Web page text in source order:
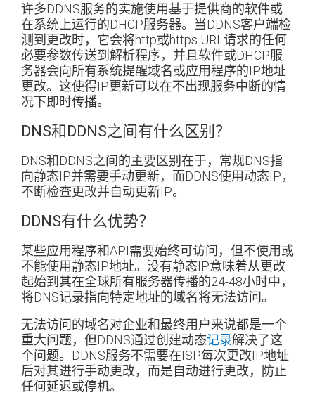
许多DDNS服务的实施使用基于提供商的软件或
在系统上运行的DHCP服务器。当DDNS客户端检
测到更改时，它会将http或https URL请求的任何
必要参数传送到解析程序，并且软件或DHCP服
务器会向所有系统提醒域名或应用程序的IP地址
更改。这使得IP更新可以在不出现服务中断的情
况下即时传播。
DNS和DDNS之间有什么区别？
DNS和DDNS之间的主要区别在于，常规DNS指
向静态IP并需要手动更新，而DDNS使用动态IP，
不断检查更改并自动更新IP。
DDNS有什么优势？
某些应用程序和API需要始终可访问，但不使用或
不能使用静态IP地址。没有静态IP意味着从更改
起始到其在全球所有服务器传播的24-48小时中，
将DNS记录指向特定地址的域名将无法访问。
无法访问的域名对企业和最终用户来说都是一个
重大问题，但DDNS通过创建动态记录解决了这
个问题。DDNS服务不需要在ISP每次更改IP地址
后对其进行手动更改，而是自动进行更改，防止
任何延迟或停机。